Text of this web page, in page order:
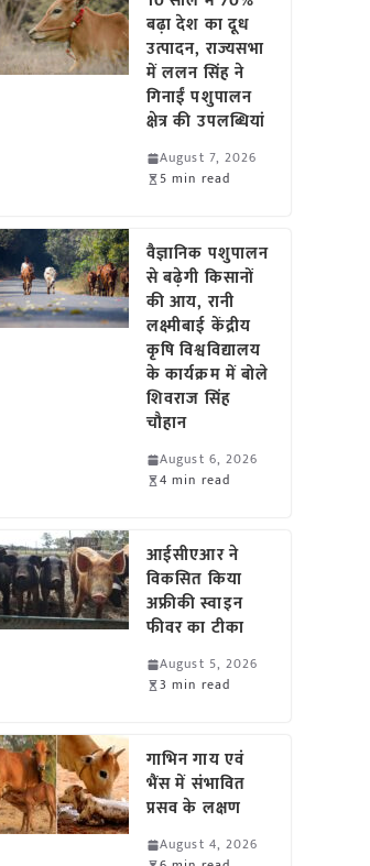
बढ़ा देश का दूध
उत्पादन, राज्यसभा
में ललन सिंह ने
गिनाईं पशुपालन
क्षेत्र की उपलब्धियां
August 7, 2026
5 min read
वैज्ञानिक पशुपालन
से बढ़ेगी किसानों
की आय, रानी
लक्ष्मीबाई केंद्रीय
कृषि विश्वविद्यालय
के कार्यक्रम में बोले
शिवराज सिंह
चौहान
August 6, 2026
4 min read
आईसीएआर ने
विकसित किया
अफ्रीकी स्वाइन
फीवर का टीका
August 5, 2026
3 min read
गाभिन गाय एवं
भैंस में संभावित
प्रसव के लक्षण
August 4, 2026